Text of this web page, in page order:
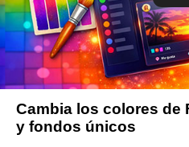
Cambia los colores de
y fondos únicos